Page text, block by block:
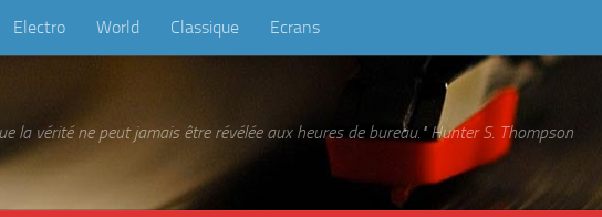
Electro World Classique Ecrans
la vérité ne peut jamais être révélée aux heures de bureau." Hunter S. Thompson